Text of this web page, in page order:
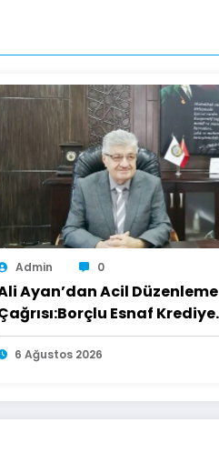
Admin 0
Ayan’dan Acil Düzenleme
Esnaf Krediye
6 Ağustos 2026